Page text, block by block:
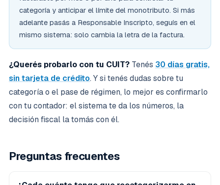
categoría y anticipar el límite del monotributo. Si más
adelante pasás a Responsable Inscripto, seguís en el
mismo sistema: solo cambia la letra de la factura.
¿Querés probarlo con tu CUIT? Tenés 30 días gratis,
sin tarjeta de crédito. Y si tenés dudas sobre tu
categoría o el pase de régimen, lo mejor es confirmarlo
con tu contador: el sistema te da los números, la
decisión fiscal la tomás con él.
Preguntas frecuentes